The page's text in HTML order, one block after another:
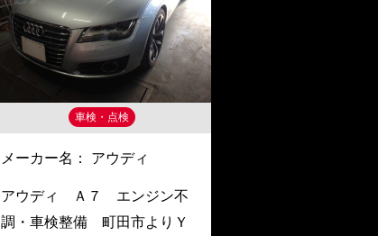
車検・点検
メーカー名： アウディ
アウディ Ａ７ エンジン不
調・車検整備 町田市よりＹ